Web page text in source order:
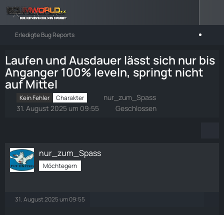
Erledigte Bug Reports
Laufen und Ausdauer lässt sich nur bis
Anganger 100% leveln, springt nicht
auf Mittel
Kein Fehler Charakter
nur_zum_Spass
31. August 2025 um 09:55
Geschlossen
nur_zum_Spass
Möchtegern
31. August 2025 um 09:55